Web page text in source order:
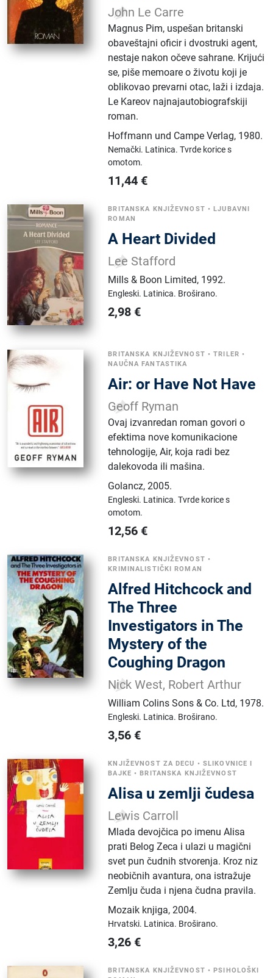
John Le Carre
Magnus Pim, uspešan britanski
obaveštajni oficir i dvostruki agent,
nestaje nakon očeve sahrane. Krijući
se, piše memoare o životu koji je
oblikovao prevarni otac, laži i izdaja.
Le Kareov najnajautobiografskiji
roman.
Hoffmann und Campe Verlag, 1980.
Nemački. Latinica.Tvrde korice s
omotom.
11,44 €
BRITANSKA KNJIŽEVNOST • LJUBAVNI
ROMAN
A Heart Divided
Lee Stafford
Mills & Boon Limited, 1992.
Engleski. Latinica. Broširano.
2,98 €
BRITANSKA KNJIŽEVNOST •TRILER •
NAUČNA FANTASTIKA
Air: or Have Not Have
Geoff Ryman
Ovaj izvanredan roman govori o
efektima nove komunikacione
tehnologije, Air, koja radi bez
dalekovoda ili mašina.
Golancz,2005.
Engleski. Latinica.Tvrde korice s
omotom.
12,56 €
BRITANSKA KNJIŽEVNOST •
KRIMINALISTIČKI ROMAN
Alfred Hitchcock and
The Three
Investigators in The
Mystery of the
Coughing Dragon
Nick West, Robert Arthur
William Colins Sons & Co. Ltd, 1978.
Engleski. Latinica. Broširano.
3,56 €
KNJIŽEVNOST ZA DECU • SLIKOVNICE I
BAJKE •BRITANSKA KNJIŽEVNOST
Alisa u zemlji čudesa
Lewis Carroll
Mlada devojčica po imenu Alisa
prati Belog Zeca i ulazi u magični
svet pun čudnih stvorenja. Kroz niz
neobičnih avantura, ona istražuje
Zemlju čuda i njena čudna pravila.
Mozaik knjiga,2004.
Hrvatski. Latinica. Broširano.
3,26 €
BRITANSKA KNJIŽEVNOST •PSIHOLOŠKI